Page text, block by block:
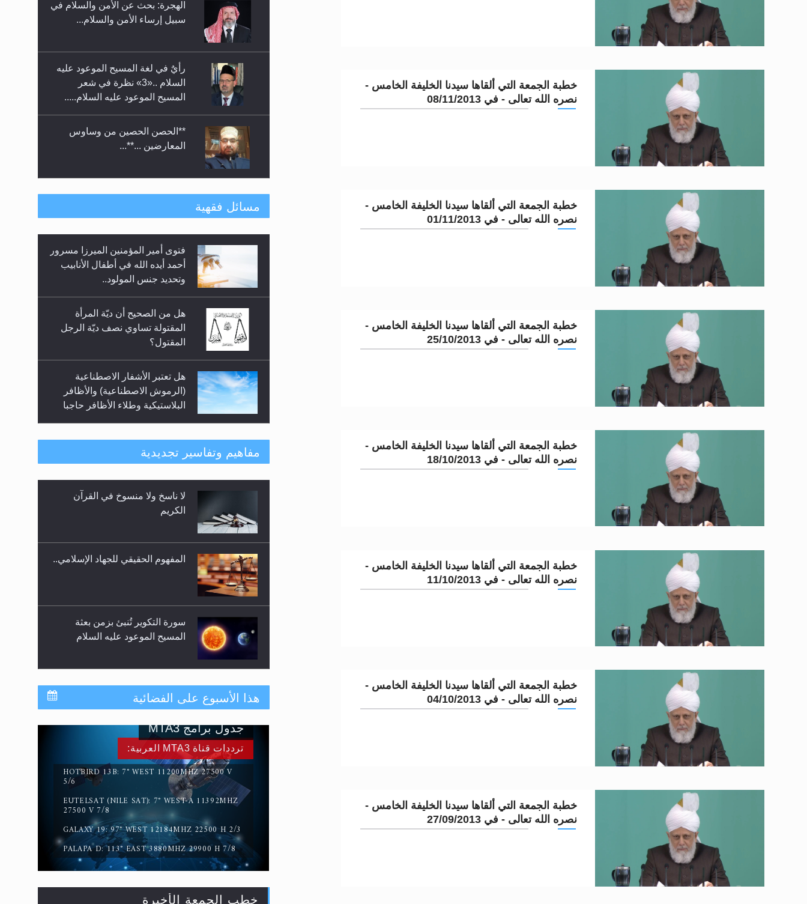
خطبة الجمعة التي ألقاها سيدنا الخليفة الخامس -
نصره الله تعالى - في 08/11/2013
خطبة الجمعة التي ألقاها سيدنا الخليفة الخامس -
نصره الله تعالى - في 01/11/2013
خطبة الجمعة التي ألقاها سيدنا الخليفة الخامس -
نصره الله تعالى - في 25/10/2013
خطبة الجمعة التي ألقاها سيدنا الخليفة الخامس -
نصره الله تعالى - في 18/10/2013
خطبة الجمعة التي ألقاها سيدنا الخليفة الخامس -
نصره الله تعالى - في 11/10/2013
خطبة الجمعة التي ألقاها سيدنا الخليفة الخامس -
نصره الله تعالى - في 04/10/2013
خطبة الجمعة التي ألقاها سيدنا الخليفة الخامس -
نصره الله تعالى - في 27/09/2013
حفل توزيع الشهادات في الجامعة
الأحمدية بنيجيريا لعام 2025
الهجرة: بحث عن الأمن والسلام في
سبيل إرساء الأمن والسلام...
رأيٌ في لغة المسيح الموعود عليه
السلام ..«3» نظرة في شعر
المسيح الموعود عليه السلام.....
**الحصن الحصين من وساوس
المعارضين ...**...
متطلَّبات التّحريك الجديد...
رأيٌ في لغة المسيح الموعود عليه
السلام.. 4...
مسائل فقهية
فتوى أمير المؤمنين الميرزا مسرور
أحمد أيده الله في أطفال الأنابيب
وتحديد جنس المولود..
هل من الصحيح أن ديّة المرأة
المقتولة تساوي نصف ديّة الرجل
المقتول؟
هل تعتبر الأشفار الاصطناعية
(الرموش الاصطناعية) والأظافر
البلاستيكية وطلاء الأظافر حاجبا
هل يُحسب حول الزكاة وفق السنة
الميلادية أو الهجرية؟
هل يجوز فتح مشروع كوافير نسائي
للمحجبات وغير المحجبات؟
مفاهيم وتفاسير تجديدية
لا ناسخ ولا منسوخ في القرآن
الكريم
المفهوم الحقيقي للجهاد الإسلامي..
سورة التكوير تُنبئ بزمن بعثة
المسيح الموعود عليه السلام
حقيقة المسيح الدجال
القرآن قاضٍ وحكمٌ على السنة
ومهيمنٌ عليها.. ليس العكس
هذا الأسبوع على الفضائية
ترددات قناة MTA3 العربية:
HOTBIRD 13B: 7° WEST 11200MHZ 27500 V
5/6
EUTELSAT (NILE SAT): 7° WEST-A 11392MHZ
27500 V 7/8
GALAXY 19: 97° WEST 12184MHZ 22500 H 2/3
PALAPA D: 113° EAST 3880MHZ 29900 H 7/8
جدول برامج MTA3
خطب الجمعة الأخيرة